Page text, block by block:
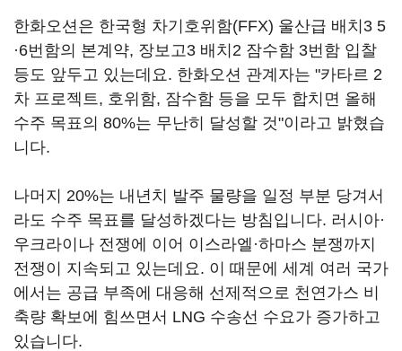
한화오션은 한국형 차기호위함(FFX) 울산급 배치3 5
·6번함의 본계약, 장보고3 배치2 잠수함 3번함 입찰
등도 앞두고 있는데요. 한화오션 관계자는 "카타르 2
차 프로젝트, 호위함, 잠수함 등을 모두 합치면 올해
수주 목표의 80%는 무난히 달성할 것"이라고 밝혔습
니다.
나머지 20%는 내년치 발주 물량을 일정 부분 당겨서
라도 수주 목표를 달성하겠다는 방침입니다. 러시아·
우크라이나 전쟁에 이어 이스라엘·하마스 분쟁까지
전쟁이 지속되고 있는데요. 이 때문에 세계 여러 국가
에서는 공급 부족에 대응해 선제적으로 천연가스 비
축량 확보에 힘쓰면서 LNG 수송선 수요가 증가하고
있습니다.